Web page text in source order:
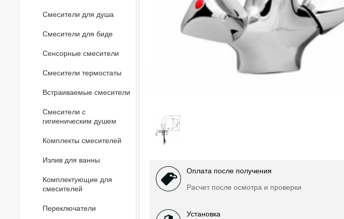
Смесители для душа
Смесители для биде
Сенсорные смесители
Смесители термостаты
Встраиваемые смесители
Смесители с
гигиеническим душем
Комплекты смесителей
Излив для ванны
Комплектующие для
смесителей
Переключатели
Оплата после получения
Расчет после осмотра и проверки
Установка